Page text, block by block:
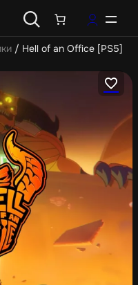
/ Hell of an Office [PS5]